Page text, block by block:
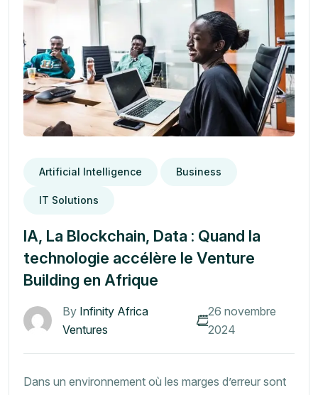
Artificial Intelligence Business
IT Solutions
IA, La Blockchain, Data : Quand la
technologie accélère le Venture
Building en Afrique
By Infinity Africa
Ventures
26 novembre
2024
Dans un environnement où les marges d’erreur sont